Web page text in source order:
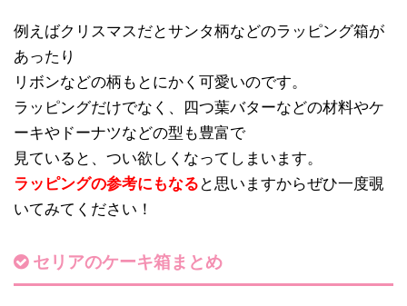
例えばクリスマスだとサンタ柄などのラッピング箱が
あったり
リボンなどの柄もとにかく可愛いのです。
ラッピングだけでなく、四つ葉バターなどの材料やケ
ーキやドーナツなどの型も豊富で
見ていると、つい欲しくなってしまいます。
ラッピングの参考にもなる と思いますからぜひ一度覗
いてみてください！
セリアのケーキ箱まとめ